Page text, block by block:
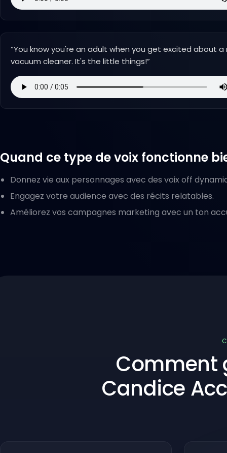
“You know you're an adult when you get excited about a
vacuum cleaner. It's the little things!”
Quand ce type de voix fonctionne
Donnez vie aux personnages avec des voix off
Engagez votre audience avec des récits relatables.
Améliorez vos campagnes marketing avec un ton
Comment
Candice